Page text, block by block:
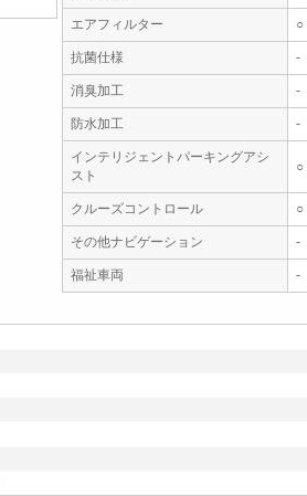
エアフィルター ○
抗菌仕様 -
消臭加工 -
防水加工 -
インテリジェントパーキングアシ
スト
○
クルーズコントロール ○
その他ナビゲーション -
福祉車両
-